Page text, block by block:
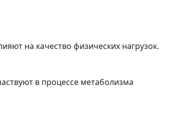
на качество физических нагрузок.
в процессе метаболизма